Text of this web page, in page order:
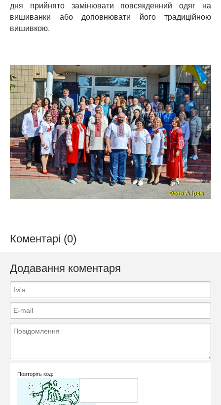
дня прийнято замінювати повсякденний одяг на
вишиванки або доповнювати його традиційною
вишивкою.
Коментарі (0)
Додавання коментаря
Повторіть код: